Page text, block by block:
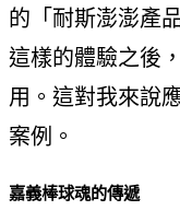
的「耐斯澎澎產
這樣的體驗之後
用。這對我來說
案例。
嘉義棒球魂的傳遞